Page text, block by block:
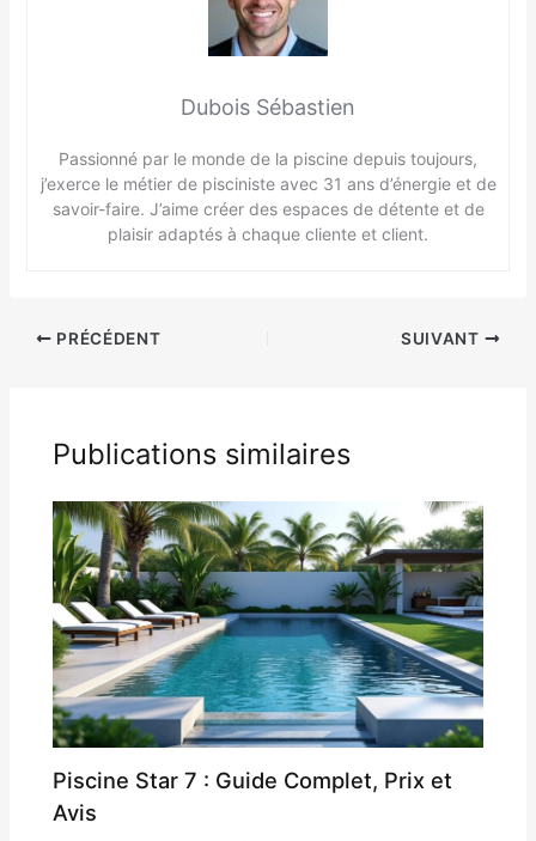
Dubois Sébastien
Passionné par le monde de la piscine depuis toujours,
j’exerce le métier de pisciniste avec 31 ans d’énergie et de
savoir-faire. J’aime créer des espaces de détente et de
plaisir adaptés à chaque cliente et client.
PRÉCÉDENT SUIVANT
Publications similaires
Piscine Star 7 : Guide Complet, Prix et
Avis